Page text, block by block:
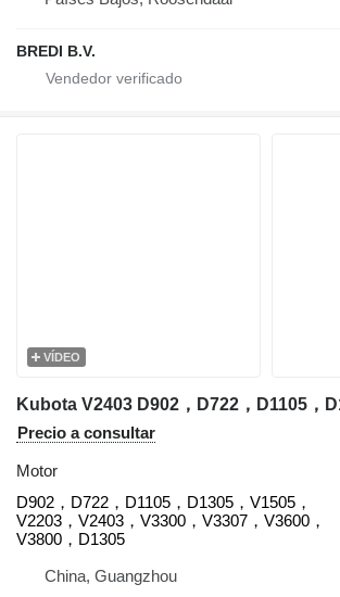
BREDI B.V.
VÍDEO
Precio a consultar
Motor
D902，D722，D1105，D1305，V1505，
V2203，V2403，V3300，V3307，V3600，
V3800，D1305
China, Guangzhou